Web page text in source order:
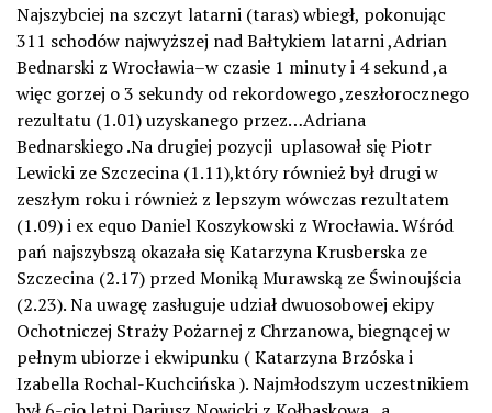
Najszybciej na szczyt latarni (taras) wbiegł, pokonując
311 schodów najwyższej nad Bałtykiem latarni ,Adrian
Bednarski z Wrocławia–w czasie 1 minuty i 4 sekund ,a
więc gorzej o 3 sekundy od rekordowego ,zeszłorocznego
rezultatu (1.01) uzyskanego przez…Adriana
Bednarskiego .Na drugiej pozycji uplasował się Piotr
Lewicki ze Szczecina (1.11),który również był drugi w
zeszłym roku i również z lepszym wówczas rezultatem
(1.09) i ex equo Daniel Koszykowski z Wrocławia. Wśród
pań najszybszą okazała się Katarzyna Krusberska ze
Szczecina (2.17) przed Moniką Murawską ze Świnoujścia
(2.23). Na uwagę zasługuje udział dwuosobowej ekipy
Ochotniczej Straży Pożarnej z Chrzanowa, biegnącej w
pełnym ubiorze i ekwipunku ( Katarzyna Brzóska i
Izabella Rochal-Kuchcińska ). Najmłodszym uczestnikiem